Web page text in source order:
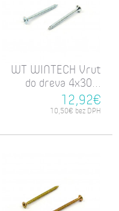
WT WINTECH Vrut
do dreva 4x30...
12,92€
10,50€ bez DPH